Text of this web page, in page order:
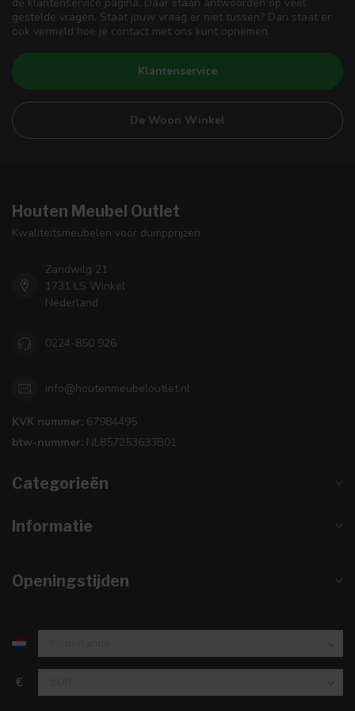
gestelde vragen. Staat jouw vraag er niet tussen? Dan staat er
ook vermeld hoe je contact met ons kunt opnemen.
Klantenservice
De Woon Winkel
Houten Meubel Outlet
Kwaliteitsmeubelen voor dumpprijzen
Zandwilg 21
1731 LS Winkel
Nederland
0224-850 926
info@houtenmeubeloutlet.nl
KVK nummer: 67984495
btw-nummer: NL857253633B01
Categorieën
Informatie
Openingstijden
€